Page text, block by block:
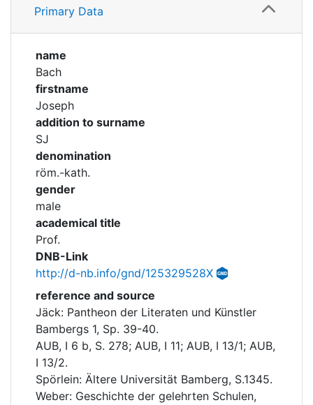
registry
Primary Data
name
Bach
firstname
Joseph
addition to surname
SJ
denomination
röm.-kath.
gender
male
academical title
Prof.
DNB-Link
http://d-nb.info/gnd/125329528X
reference and source
Jäck: Pantheon der Literaten und Künstler
Bambergs 1, Sp. 39-40.
AUB, I 6 b, S. 278; AUB, I 11; AUB, I 13/1; AUB,
I 13/2.
Spörlein: Ältere Universität Bamberg, S.1345.
Weber: Geschichte der gelehrten Schulen,